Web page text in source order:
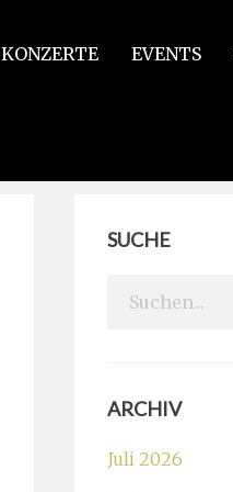
KONZERTE EVENTS
SUCHE
Search
ARCHIV
Juli 2026